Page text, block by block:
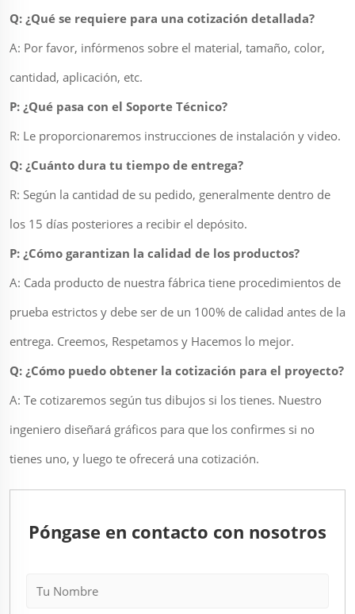
Q: ¿Qué se requiere para una cotización detallada?
A: Por favor, infórmenos sobre el material, tamaño, color,
cantidad, aplicación, etc.
P: ¿Qué pasa con el Soporte Técnico?
R: Le proporcionaremos instrucciones de instalación y video.
Q: ¿Cuánto dura tu tiempo de entrega?
R: Según la cantidad de su pedido, generalmente dentro de
los 15 días posteriores a recibir el depósito.
P: ¿Cómo garantizan la calidad de los productos?
A: Cada producto de nuestra fábrica tiene procedimientos de
prueba estrictos y debe ser de un 100% de calidad antes de la
entrega. Creemos, Respetamos y Hacemos lo mejor.
Q: ¿Cómo puedo obtener la cotización para el proyecto?
A: Te cotizaremos según tus dibujos si los tienes. Nuestro
ingeniero diseñará gráficos para que los confirmes si no
tienes uno, y luego te ofrecerá una cotización.
Póngase en contacto con nosotros